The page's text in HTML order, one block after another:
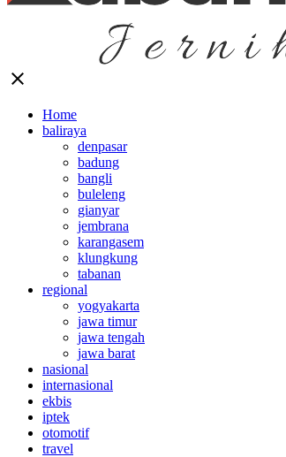
close
Home
baliraya
denpasar
badung
bangli
buleleng
gianyar
jembrana
karangasem
klungkung
tabanan
regional
yogyakarta
jawa timur
jawa tengah
jawa barat
nasional
internasional
ekbis
iptek
otomotif
travel